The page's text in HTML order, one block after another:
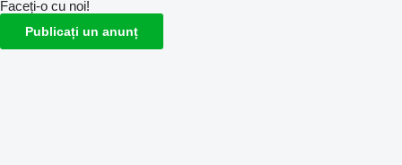
Faceți-o cu noi!
Publicați un anunț